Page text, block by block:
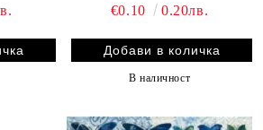
€0.10
0.20лв.
В наличност